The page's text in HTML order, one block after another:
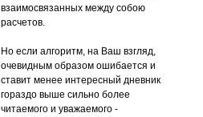
взаимосвязанных между собою
расчетов.
Но если алгоритм, на Ваш взгляд,
очевидным образом ошибается и
ставит менее интересный дневник
гораздо выше сильно более
читаемого и уважаемого -